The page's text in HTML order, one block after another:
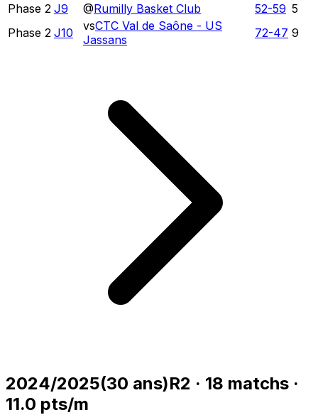
Phase 2 J9 @Rumilly Basket Club 52-59 5
Phase 2 J10 vsCTC Val de Saône - US
Jassans
72-47 9
2024/2025(30 ans)R2 · 18 matchs ·
11.0 pts/m